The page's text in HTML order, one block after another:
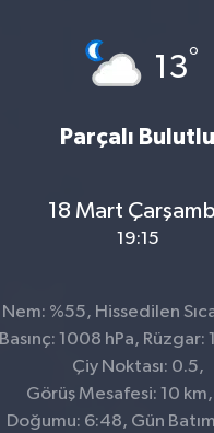
13°
Parçalı Bulutlu
18 Mart
19:15
Nem: %55, Hissedilen
Basınç: 1008 hPa, Rüzgar:
Çiy Noktası: 0.5,
Görüş Mesafesi: 10
Doğumu: 6:48, Gün